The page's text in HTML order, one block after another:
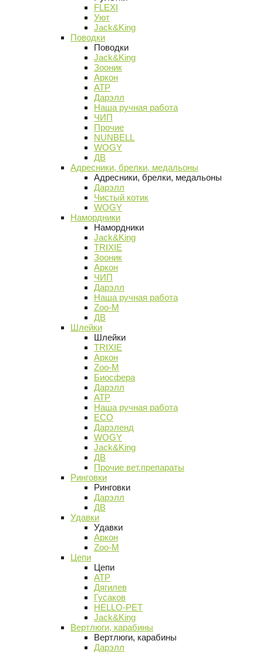
FLEXI
Уют
Jack&King
Поводки
Поводки
Jack&King
Зооник
Аркон
АТР
Дарэлл
Наша ручная работа
ЧИП
Прочие
NUNBELL
WOGY
ДВ
Адресники, брелки, медальоны
Адресники, брелки, медальоны
Дарэлл
Чистый котик
WOGY
Намордники
Намордники
Jack&King
TRIXIE
Зооник
Аркон
ЧИП
Дарэлл
Наша ручная работа
Zoo-M
ДВ
Шлейки
Шлейки
TRIXIE
Аркон
Zoo-M
Биосфера
Дарэлл
АТР
Наша ручная работа
ECO
Дарэленд
WOGY
Jack&King
ДВ
Прочие вет.препараты
Ринговки
Ринговки
Дарэлл
ДВ
Удавки
Удавки
Аркон
Zoo-M
Цепи
Цепи
АТР
Дягилев
Гусаков
HELLO-PET
Jack&King
Вертлюги, карабины
Вертлюги, карабины
Дарэлл